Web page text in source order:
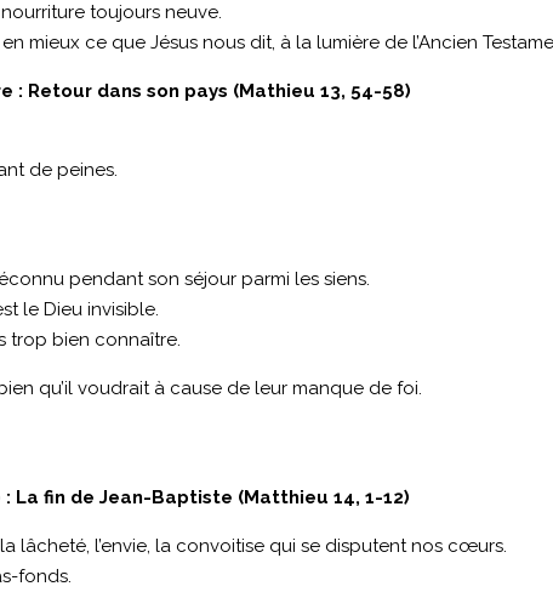
toujours neuve.
mieux ce que Jésus nous dit, à la lumière de l’Ancien
: Retour dans son pays (Mathieu 13, 54-58)
de peines.
pendant son séjour parmi les siens.
le Dieu invisible.
trop bien connaître.
qu’il voudrait à cause de leur manque de foi.
La fin de Jean-Baptiste (Matthieu 14, 1-12)
lâcheté, l’envie, la convoitise qui se disputent nos cœurs.
fonds.